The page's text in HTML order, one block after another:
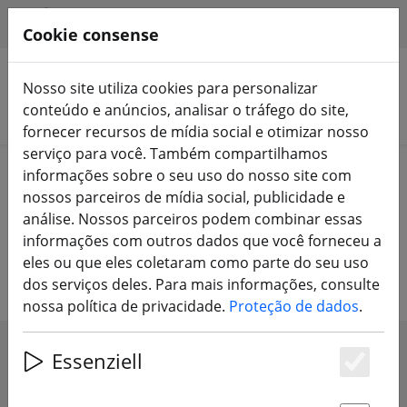
Pesquisar produtos
Home Componentes Motores
Motores para multicópteros FPV e
aviões FPV
Cookie consense
Nosso site utiliza cookies para personalizar
conteúdo e anúncios, analisar o tráfego do site,
fornecer recursos de mídia social e otimizar nosso
serviço para você. Também compartilhamos
informações sobre o seu uso do nosso site com
nossos parceiros de mídia social, publicidade e
análise. Nossos parceiros podem combinar essas
informações com outros dados que você forneceu a
eles ou que eles coletaram como parte do seu uso
dos serviços deles. Para mais informações, consulte
nossa política de privacidade. Proteção de dados.
Essenziell